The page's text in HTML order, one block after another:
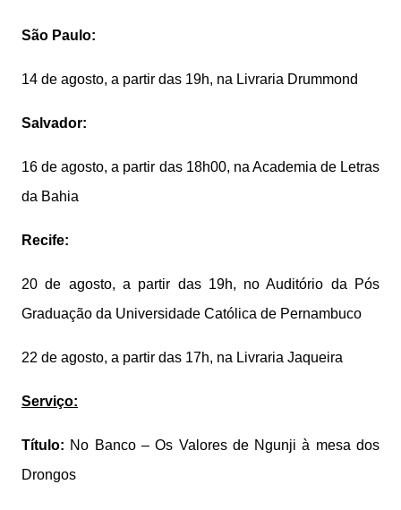
São Paulo:
14 de agosto, a partir das 19h, na Livraria Drummond
Salvador:
16 de agosto, a partir das 18h00, na Academia de Letras
da Bahia
Recife:
20 de agosto, a partir das 19h, no Auditório da Pós
Graduação da Universidade Católica de Pernambuco
22 de agosto, a partir das 17h, na Livraria Jaqueira
Serviço:
Título: No Banco – Os Valores de Ngunji à mesa dos
Drongos